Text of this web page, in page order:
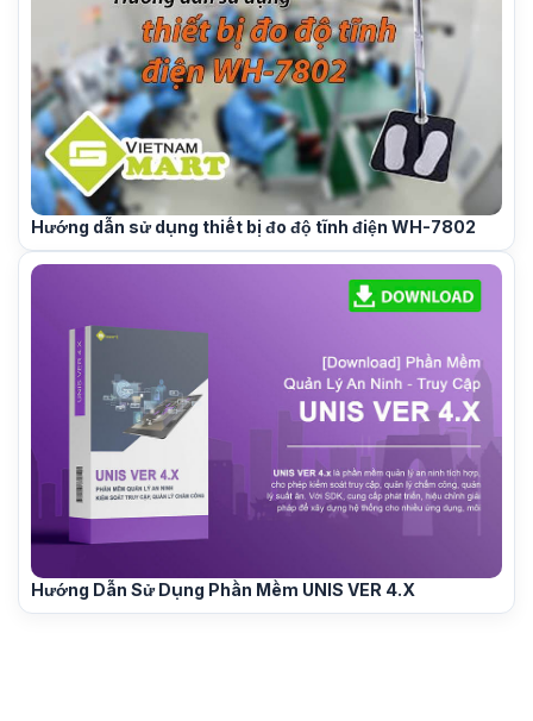
Hướng dẫn sử dụng thiết bị đo độ tĩnh điện WH-7802
Hướng Dẫn Sử Dụng Phần Mềm UNIS VER 4.X